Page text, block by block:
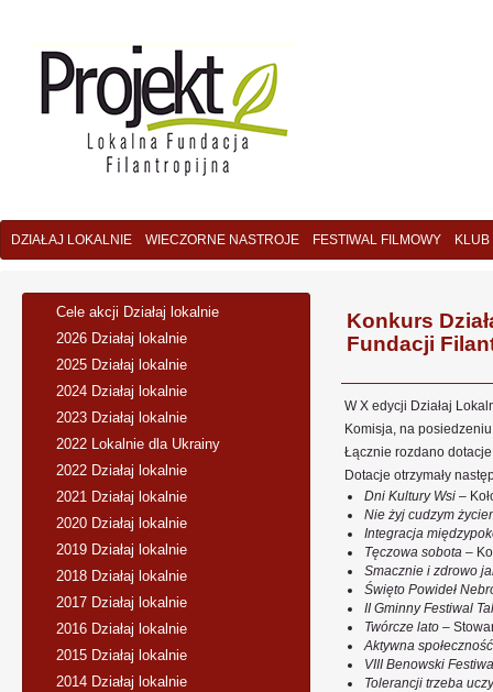
DZIAŁAJ LOKALNIE WIECZORNE NASTROJE FESTIWAL FILMOWY
Cele akcji Działaj lokalnie
2026 Działaj lokalnie
2025 Działaj lokalnie
2024 Działaj lokalnie
2023 Działaj lokalnie
2022 Lokalnie dla Ukrainy
2022 Działaj lokalnie
2021 Działaj lokalnie
2020 Działaj lokalnie
2019 Działaj lokalnie
2018 Działaj lokalnie
2017 Działaj lokalnie
2016 Działaj lokalnie
2015 Działaj lokalnie
2014 Działaj lokalnie
Konkurs
Fundacji
W X edycji Działaj
Komisja, na
Łącznie rozdano
Dotacje otrzymały
Dni Kultury Wsi –
Nie żyj cudzym
Integracja
Tęczowa sobota –
Smacznie i zdrowo
Święto Powideł
II Gminny Festiwal
Twórcze lato –
Aktywna społeczność
VIII Benowski
Tolerancji trzeba